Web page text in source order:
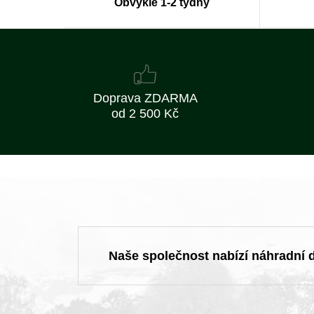
Obvykle 1-2 týdny
Doprava ZDARMA
od 2 500 Kč
Naše společnost nabízí